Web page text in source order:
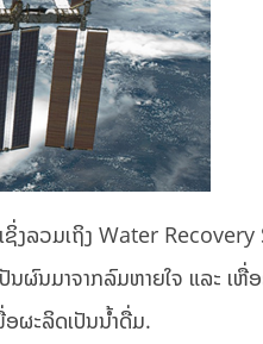
ງລວມເຖິງ Water
ຜົນມາຈາກລົມຫາຍໃຈ ແລະ ເ
ຜະລິດເປັນນໍ້າດື່ມ.